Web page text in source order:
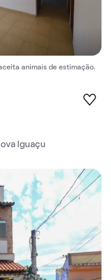
animais de estimação.
Iguaçu